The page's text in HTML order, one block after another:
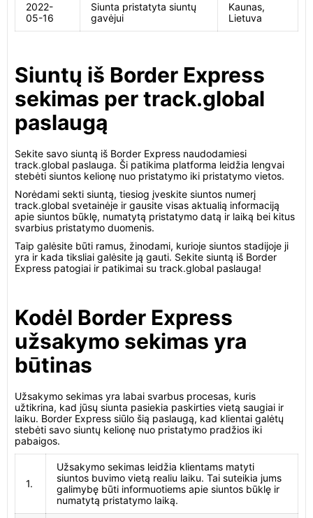
2022-
05-16
Siunta pristatyta siuntų
gavėjui
Kaunas,
Lietuva
Siuntų iš Border Express
sekimas per track.global
paslaugą
Sekite savo siuntą iš Border Express naudodamiesi
track.global paslauga. Ši patikima platforma leidžia lengvai
stebėti siuntos kelionę nuo pristatymo iki pristatymo vietos.
Norėdami sekti siuntą, tiesiog įveskite siuntos numerį
track.global svetainėje ir gausite visas aktualią informaciją
apie siuntos būklę, numatytą pristatymo datą ir laiką bei kitus
svarbius pristatymo duomenis.
Taip galėsite būti ramus, žinodami, kurioje siuntos stadijoje ji
yra ir kada tiksliai galėsite ją gauti. Sekite siuntą iš Border
Express patogiai ir patikimai su track.global paslauga!
Kodėl Border Express
užsakymo sekimas yra
būtinas
Užsakymo sekimas yra labai svarbus procesas, kuris
užtikrina, kad jūsų siunta pasiekia paskirties vietą saugiai ir
laiku. Border Express siūlo šią paslaugą, kad klientai galėtų
stebėti savo siuntų kelionę nuo pristatymo pradžios iki
pabaigos.
1.
Užsakymo sekimas leidžia klientams matyti
siuntos buvimo vietą realiu laiku. Tai suteikia jums
galimybę būti informuotiems apie siuntos būklę ir
numatytą pristatymo laiką.